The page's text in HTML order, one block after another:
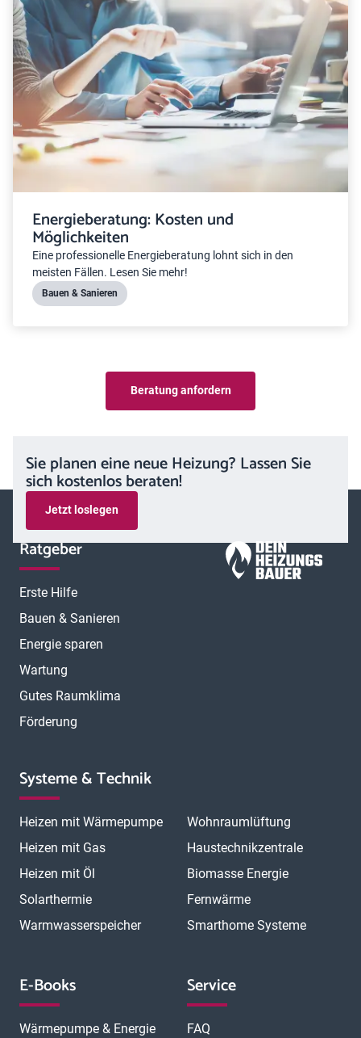
Energieberatung: Kosten und
Möglichkeiten
Eine professionelle Energieberatung lohnt sich in den
meisten Fällen. Lesen Sie mehr!
Bauen & Sanieren
Beratung anfordern
Sie planen eine neue Heizung? Lassen Sie
sich kostenlos beraten!
Jetzt loslegen
Ratgeber
Erste Hilfe
Bauen & Sanieren
Energie sparen
Wartung
Gutes Raumklima
Förderung
Systeme & Technik
Heizen mit Wärmepumpe
Heizen mit Gas
Heizen mit Öl
Solarthermie
Warmwasserspeicher
Wohnraumlüftung
Haustechnikzentrale
Biomasse Energie
Fernwärme
Smarthome Systeme
E-Books
Wärmepumpe & Energie
Service
FAQ